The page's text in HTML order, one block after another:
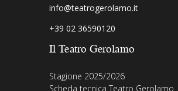
info@teatrogerolamo.it
+39 02 36590120
Il Teatro Gerolamo
Stagione 2025/2026
Scheda tecnica Teatro Gerolamo